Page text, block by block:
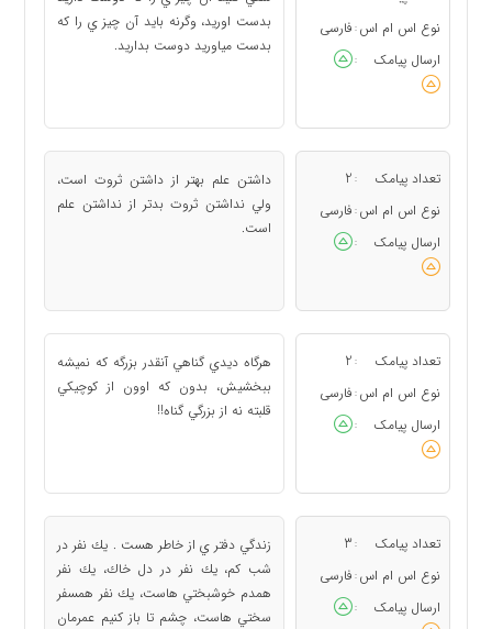
نوع اس ام اس : فارسی
ارسال پیامک
:
بدست اوريد، وگرنه بايد آن چيز ي را كه
بدست مياوريد دوست بداريد.
تعداد پیامک :
2
نوع اس ام اس : فارسی
ارسال پیامک
:
داشتن علم بهتر از داشتن ثروت است،
ولي نداشتن ثروت بدتر از نداشتن علم
است.
تعداد پیامک :
2
نوع اس ام اس : فارسی
ارسال پیامک
:
هرگاه ديدي گناهي آنقدر بزرگه كه نميشه
ببخشيش، بدون كه اوون از كوچيكي
قلبته نه از بزرگي گناه!!
تعداد پیامک :
3
نوع اس ام اس : فارسی
ارسال پیامک
:
زندگي دفتر ي از خاطر هست . يك نفر در
شب كم، يك نفر در دل خاك، يك نفر
همدم خوشبختي هاست، يك نفر همسفر
سختي هاست، چشم تا باز كنيم عمرمان